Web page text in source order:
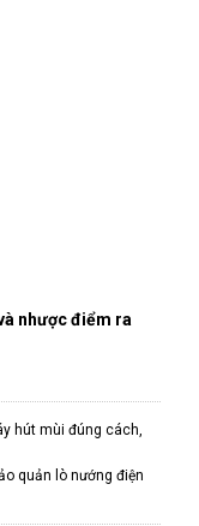
nhược điểm ra
hút mùi đúng cách,
quản lò nướng điện